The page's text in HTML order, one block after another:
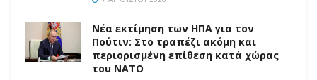
Νέα εκτίμηση των ΗΠΑ για τον
Πούτιν: Στο τραπέζι ακόμη και
περιορισμένη επίθεση κατά χώρας
του ΝΑΤΟ